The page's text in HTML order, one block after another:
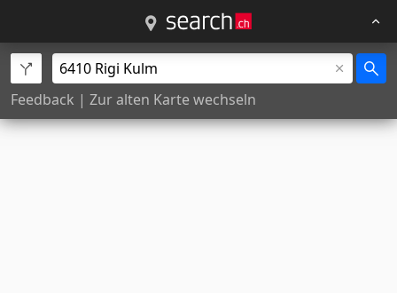
Feedback | Zur alten Karte wechseln